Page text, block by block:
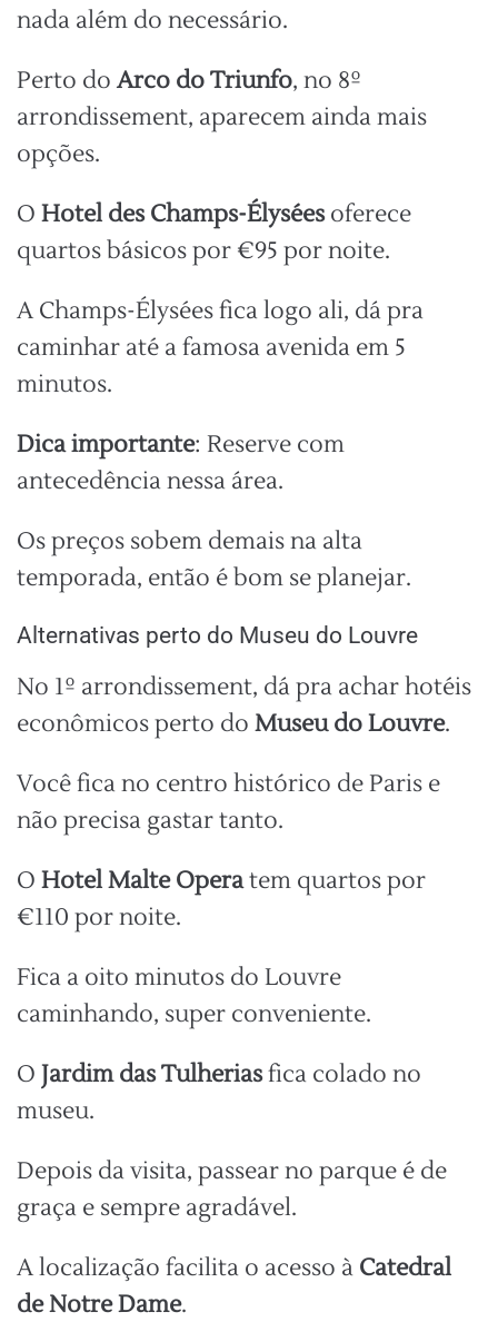
nada além do necessário.
Perto do Arco do Triunfo, no 8º
arrondissement, aparecem ainda mais
opções.
O Hotel des Champs-Élyséesoferece
quartos básicos por €95 por noite.
A Champs-Élysées fica logo ali, dá pra
caminhar até a famosa avenida em 5
minutos.
Dica importante: Reserve com
antecedência nessa área.
Os preços sobem demais na alta
temporada, então é bom se planejar.
Alternativas perto do Museu do Louvre
No 1º arrondissement, dá pra achar hotéis
econômicos perto do Museu do Louvre.
Você fica no centro histórico de Paris e
não precisa gastar tanto.
O Hotel Malte Operatem quartos por
€110 por noite.
Fica a oito minutos do Louvre
caminhando, super conveniente.
O Jardim das Tulheriasfica colado no
museu.
Depois da visita, passear no parque é de
graça e sempre agradável.
A localização facilita o acesso à Catedral
de Notre Dame.